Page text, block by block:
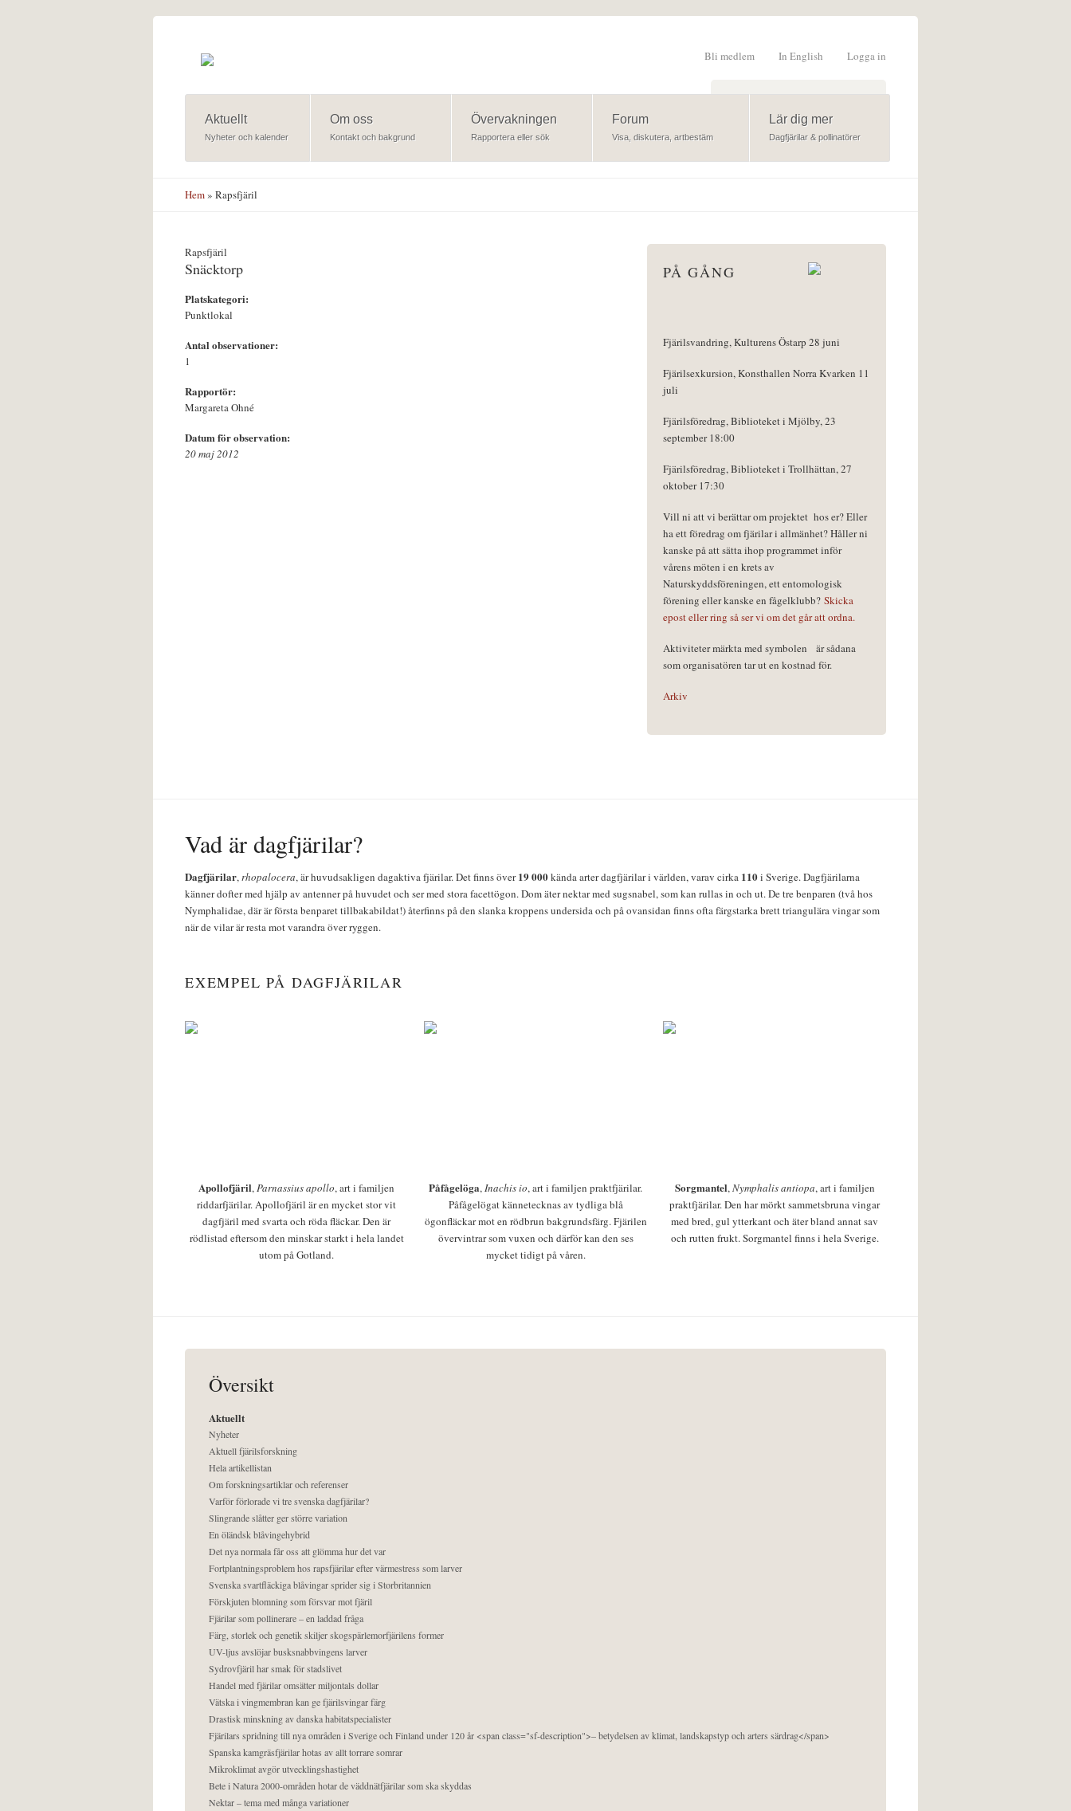
Logga in
In English
Bli medlem
Sökformulär
Aktuellt
Nyheter och kalender
Om oss
Kontakt och bakgrund
Övervakningen
Rapportera eller sök
Forum
Visa, diskutera, artbestäm
Lär dig mer
Dagfjärilar & pollinatörer
Hem» Rapsfjäril
Rapsfjäril
Snäcktorp
Platskategori:
Punktlokal
Antal observationer:
1
Rapportör:
Margareta Ohné
Datum för observation:
20 maj 2012
PÅ GÅNG
Fjärilsvandring, Kulturens Östarp 28 juni
Fjärilsexkursion, Konsthallen Norra Kvarken 11
juli
Fjärilsföredrag, Biblioteket i Mjölby, 23
september 18:00
Fjärilsföredrag, Biblioteket i Trollhättan, 27
oktober 17:30
Vill ni att vi berättar om projektet hos er? Eller
ha ett föredrag om fjärilar i allmänhet? Håller ni
kanske på att sätta ihop programmet inför
vårens möten i en krets av
Naturskyddsföreningen, ett entomologisk
förening eller kanske en fågelklubb? Skicka
epost eller ring så ser vi om det går att ordna.
Aktiviteter märkta med symbolen
är sådana
som organisatören tar ut en kostnad för.
Arkiv
Vad är dagfjärilar?
Dagfjärilar,rhopalocera, är huvudsakligen dagaktiva fjärilar. Det finns över19 000kända arter dagfjärilar i världen, varav cirka 110i Sverige. Dagfjärilarna
känner dofter med hjälp av antenner på huvudet och ser med stora facettögon. Dom äter nektar med sugsnabel, som kan rullas in och ut. De tre benparen (två hos
Nymphalidae, där är första benparet tillbakabildat!) återfinns på den slanka kroppens undersida och på ovansidan finns ofta färgstarka brett triangulära vingar som
när de vilar är resta mot varandra över ryggen.
EXEMPEL PÅ DAGFJÄRILAR
Apollofjäril,Parnassius apollo, art i familjen
riddarfjärilar. Apollofjäril är en mycket stor vit
dagfjäril med svarta och röda fläckar. Den är
rödlistad eftersom den minskar starkt i hela landet
utom på Gotland.
Påfågelöga,Inachis io, art i familjen praktfjärilar.
Påfågelögat kännetecknas av tydliga blå
ögonfläckar mot en rödbrun bakgrundsfärg. Fjärilen
övervintrar som vuxen och därför kan den ses
mycket tidigt på våren.
Sorgmantel,Nymphalis antiopa, art i familjen
praktfjärilar. Den har mörkt sammetsbruna vingar
med bred, gul ytterkant och äter bland annat sav
och rutten frukt. Sorgmantel finns i hela Sverige.
Översikt
Aktuellt
Nyheter
Aktuell fjärilsforskning
Hela artikellistan
Om forskningsartiklar och referenser
Varför förlorade vi tre svenska dagfjärilar?
Slingrande slåtter ger större variation
En öländsk blåvingehybrid
Det nya normala får oss att glömma hur det var
Fortplantningsproblem hos rapsfjärilar efter värmestress som larver
Svenska svartfläckiga blåvingar sprider sig i Storbritannien
Förskjuten blomning som försvar mot fjäril
Fjärilar som pollinerare – en laddad fråga
Färg, storlek och genetik skiljer skogspärlemorfjärilens former
UV-ljus avslöjar busksnabbvingens larver
Sydrovfjäril har smak för stadslivet
Handel med fjärilar omsätter miljontals dollar
Vätska i vingmembran kan ge fjärilsvingar färg
Drastisk minskning av danska habitatspecialister
Fjärilars spridning till nya områden i Sverige och Finland under 120 år <span class="sf-description">– betydelsen av klimat, landskapstyp och arters särdrag</span>
Spanska kamgräsfjärilar hotas av allt torrare somrar
Mikroklimat avgör utvecklingshastighet
Bete i Natura 2000-områden hotar de väddnätfjärilar som ska skyddas
Nektar – tema med många variationer